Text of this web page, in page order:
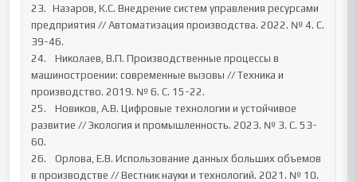
23.	 Назаров, К.С. Внедрение систем управления ресурсами
предприятия // Автоматизация производства. 2022. № 4. С.
39-46.
24.	  Николаев, В.П. Производственные процессы в
машиностроении: современные вызовы // Техника и
производство. 2019. № 6. С. 15-22.
25.	  Новиков, А.В. Цифровые технологии и устойчивое
развитие // Экология и промышленность. 2023. № 3. С. 53-
60.
26.	  Орлова, Е.В. Использование данных больших объемов
в производстве // Вестник науки и технологий. 2021. № 10.